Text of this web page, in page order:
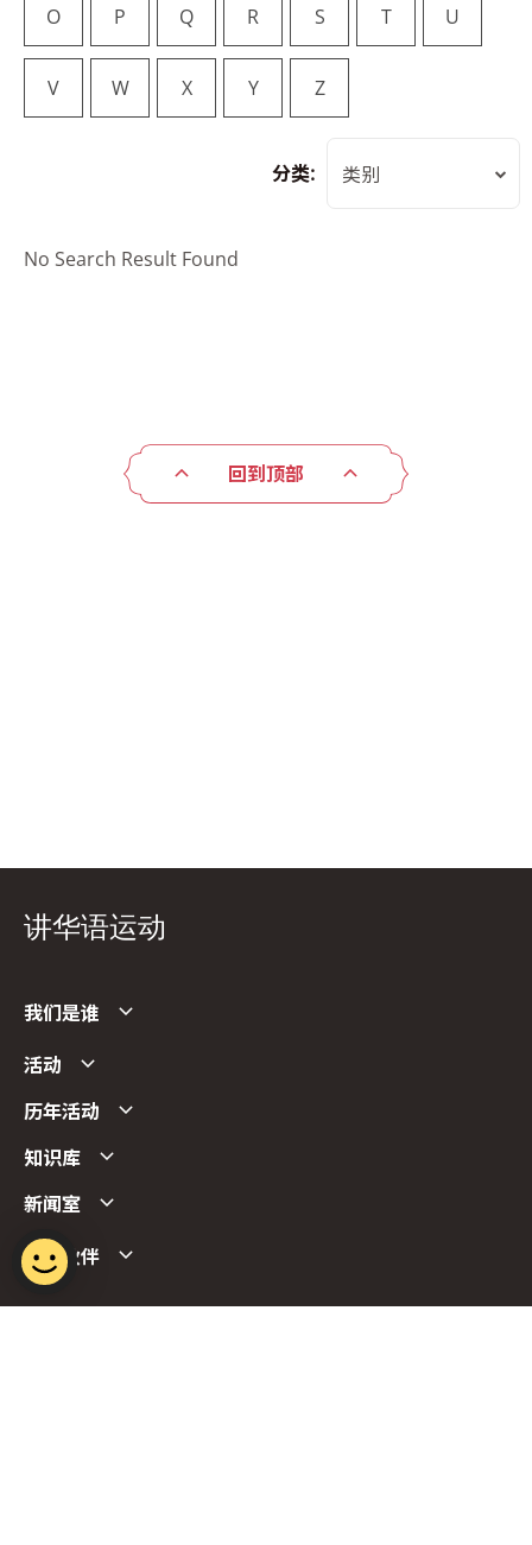
O P Q R S T U
V W X Y Z
分类: 类别
No Search Result Found
回到顶部
讲华语运动
我们是谁
活动
历年活动
知识库
新闻室
合作伙伴